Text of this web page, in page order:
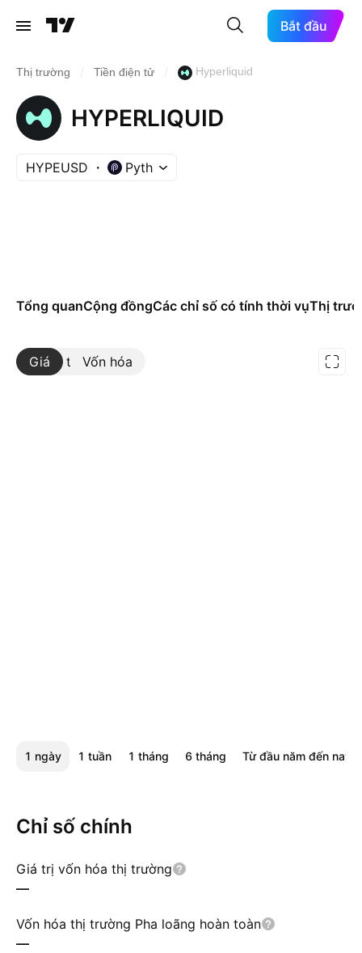
Bắt đầu
Thị trường Tiền điện tử Hyperliquid
HYPERLIQUID
HYPEUSD Pyth
Tổng quanCộng đồngCác chỉ số có tính thời vụThị
Giá Vốn hóa
Xem thêm
1 ngày 1 tuần 1 tháng 6 tháng Từ đầu năm đến nay
Chỉ số chính
Giá trị vốn hóa thị trường
—
Vốn hóa thị trường Pha loãng hoàn toàn
—